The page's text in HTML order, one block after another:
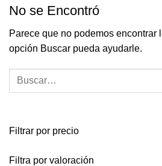
No se Encontró
Parece que no podemos encontrar
opción Buscar pueda ayudarle.
Filtrar por precio
Filtra por valoración